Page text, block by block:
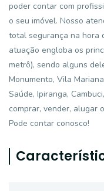
poder contar com
o seu imóvel. Nosso
total segurança na hora
atuação engloba os
metrô), sendo alguns
Monumento, Vila
Saúde, Ipiranga,
comprar, vender, alugar
Pode contar conosco!